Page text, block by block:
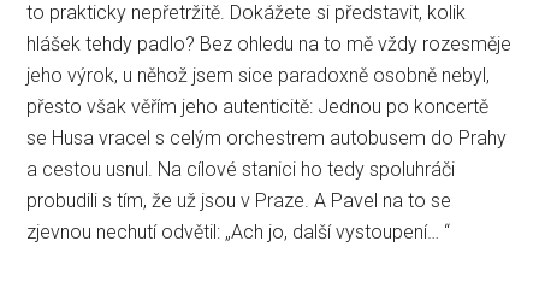
to prakticky nepřetržitě. Dokážete si představit, kolik
hlášek tehdy padlo? Bez ohledu na to mě vždy rozesměje
jeho výrok, u něhož jsem sice paradoxně osobně nebyl,
přesto však věřím jeho autenticitě: Jednou po koncertě
se Husa vracel s celým orchestrem autobusem do Prahy
a cestou usnul. Na cílové stanici ho tedy spoluhráči
probudili s tím, že už jsou v Praze. A Pavel na to se
zjevnou nechutí odvětil: „Ach jo, další vystoupení… “